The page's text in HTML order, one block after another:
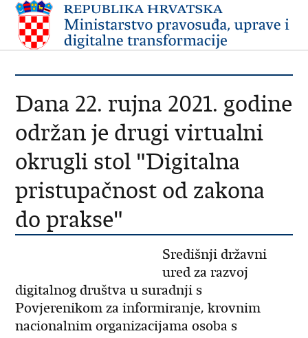
Dana 22. rujna 2021. godine
održan je drugi virtualni
okrugli stol "Digitalna
pristupačnost od zakona
do prakse"
Središnji državni
ured za razvoj
digitalnog društva u suradnji s
Povjerenikom za informiranje, krovnim
nacionalnim organizacijama osoba s